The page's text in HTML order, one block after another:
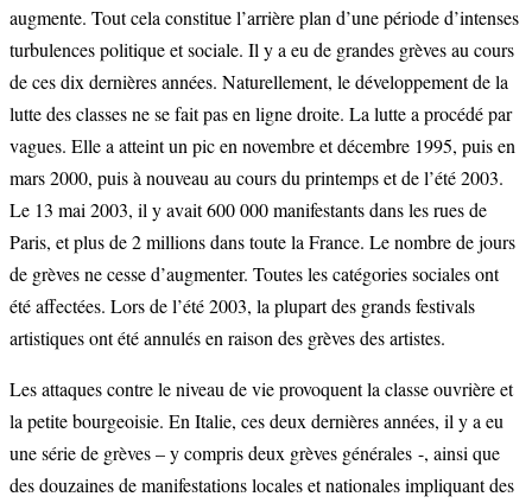
augmente. Tout cela constitue l’arrière plan d’une période d’intenses
turbulences politique et sociale. Il y a eu de grandes grèves au cours
de ces dix dernières années. Naturellement, le développement de la
lutte des classes ne se fait pas en ligne droite. La lutte a procédé par
vagues. Elle a atteint un pic en novembre et décembre 1995, puis en
mars 2000, puis à nouveau au cours du printemps et de l’été 2003.
Le 13 mai 2003, il y avait 600 000 manifestants dans les rues de
Paris, et plus de 2 millions dans toute la France. Le nombre de jours
de grèves ne cesse d’augmenter. Toutes les catégories sociales ont
été affectées. Lors de l’été 2003, la plupart des grands festivals
artistiques ont été annulés en raison des grèves des artistes.
Les attaques contre le niveau de vie provoquent la classe ouvrière et
la petite bourgeoisie. En Italie, ces deux dernières années, il y a eu
une série de grèves – y compris deux grèves générales -, ainsi que
des douzaines de manifestations locales et nationales impliquant des